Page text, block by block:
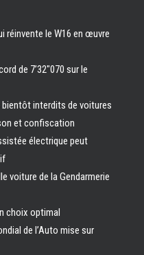
réinvente le W16 en œuvre
de 7’32″070 sur le
interdits de voitures
et confiscation
électrique peut
voiture de la Gendarmerie
choix optimal
de l’Auto mise sur